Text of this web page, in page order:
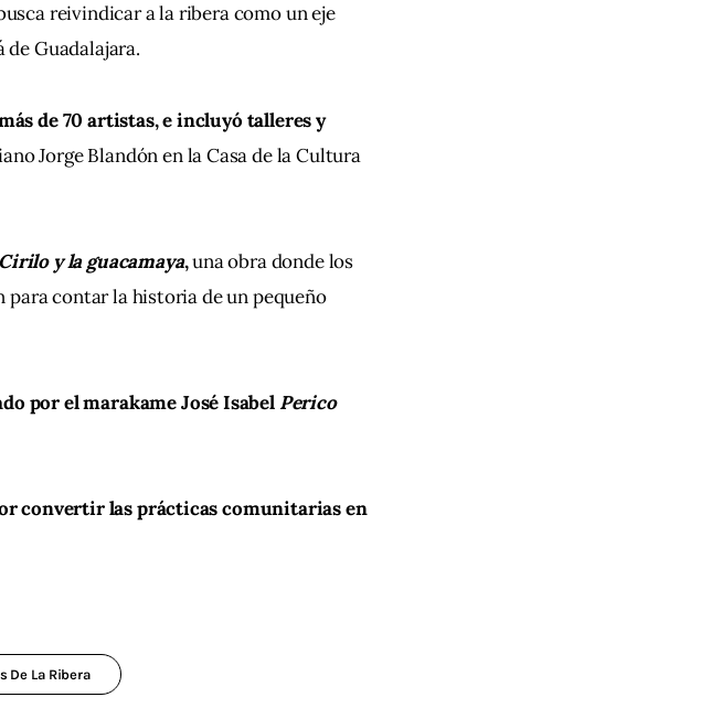
reivindicar a la ribera como un eje
Guadalajara.
de 70 artistas, e incluyó talleres y
Jorge Blandón en la Casa de la Cultura
Cirilo y la guacamaya, una obra donde los
para contar la historia de un pequeño
por el marakame José Isabel Perico
convertir las prácticas comunitarias en
De La Ribera